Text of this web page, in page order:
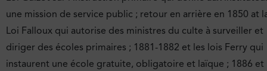
une mission de service public ; retour en arrière en 1850 at
Loi Falloux qui autorise des ministres du culte à surveiller et
diriger des écoles primaires ; 1881-1882 et les lois Ferry qui
instaurent une école gratuite, obligatoire et laïque ; 1886 et